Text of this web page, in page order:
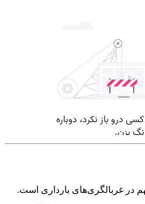
در غربالگری‌های بارداری است.